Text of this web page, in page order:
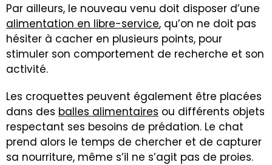
Par ailleurs, le nouveau venu doit disposer d’une
alimentation en libre-service, qu’on ne doit pas
hésiter à cacher en plusieurs points, pour
stimuler son comportement de recherche et son
activité.
Les croquettes peuvent également être placées
dans des balles alimentaires ou différents objets
respectant ses besoins de prédation. Le chat
prend alors le temps de chercher et de capturer
sa nourriture, même s’il ne s’agit pas de proies.